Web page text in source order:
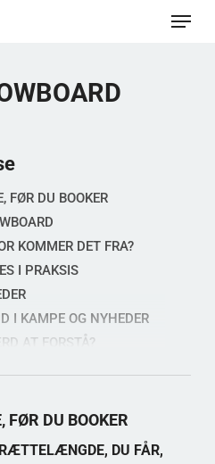
Menu
FØR DU BOOKER
DU FÅR,
FØR DU BOOKER
KOMMER DET FRA?
I PRAKSIS
I KAMPE OG NYHEDER
AT FORSTÅ?